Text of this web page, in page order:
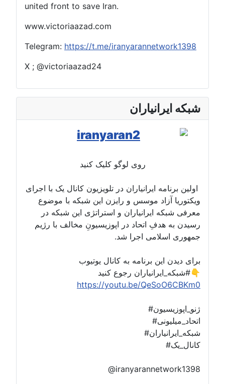
united front to save Iran.
www.victoriaazad.com
Telegram: https://t.me/iranyarannetwork1398
X ; @victoriaazad24
شبکه ایرانیاران
روی لوگو کلیک کنید
اولین برنامه ایرانیاران در تلویزیون کانال یک با اجرای
ویکتوریا آزاد موسس و رایزن این شبکه با موضوع
معرفی شبکه ایرانیاران و استراتژی این شبکه در
رسیدن به هدفِ اتحاد در اپوزیسیونِ مخالف با رژیم
جمهوری اسلامی اجرا شد.
برای دیدن این برنامه به کانال یوتیوب
#شبکه_ایرانیاران رجوع کنید👇
https://youtu.be/QeSoO6CBKm0
#ژنو_اپوزیسیون
#اتحاد_میلیونی
#شبکه_ایرانیاران
#کانال_یک
@iranyarannetwork1398